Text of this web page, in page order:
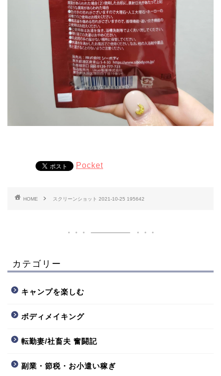
Pocket
HOME スクリーンショット 2021-10-25 195642
カテゴリー
キャンプを楽しむ
ボディメイキング
転勤妻/社畜夫 奮闘記
副業・節税・お小遣い稼ぎ